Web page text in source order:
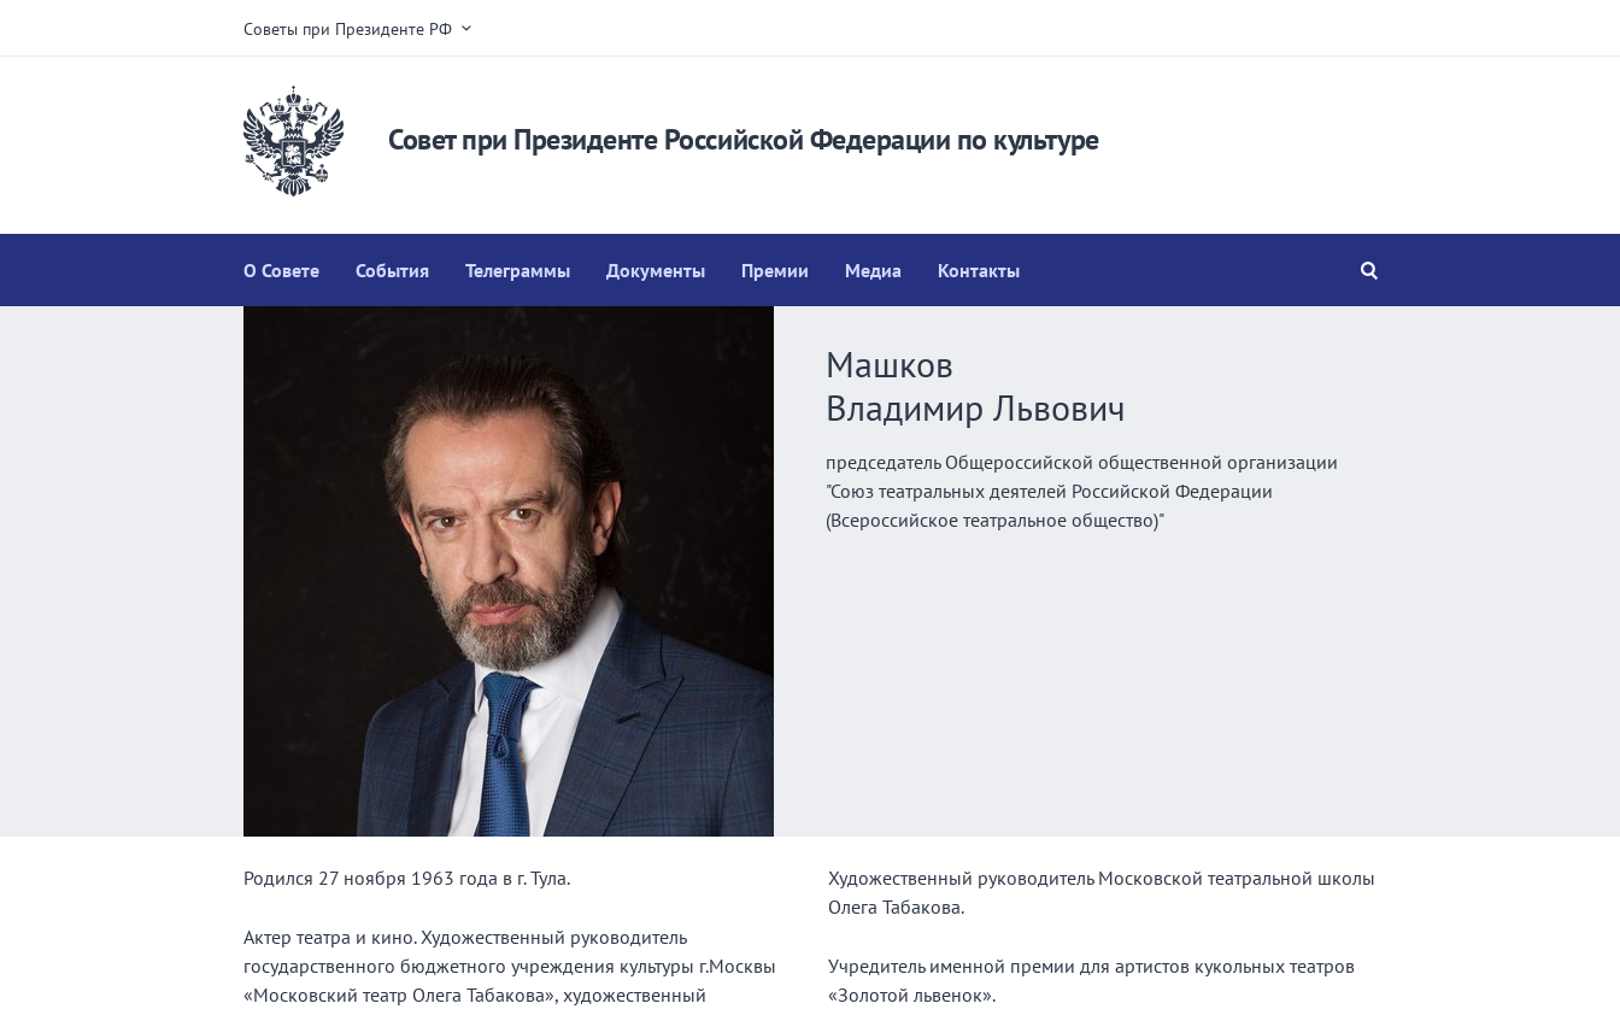
Советы при Президенте РФ
Совет при Президенте Российской Федерации по культуре
О Совете События Телеграммы Документы Премии Медиа Контакты
Машков
Владимир Львович
председатель Общероссийской общественной организации
"Союз театральных деятелей Российской Федерации
(Всероссийское театральное общество)"
Родился 27 ноября 1963 года в г. Тула.
Актер театра и кино. Художественный руководитель
государственного бюджетного учреждения культуры г.Москвы
«Московский театр Олега Табакова», художественный
Художественный руководитель Московской театральной школы
Олега Табакова.
Учредитель именной премии для артистов кукольных театров
«Золотой львенок».